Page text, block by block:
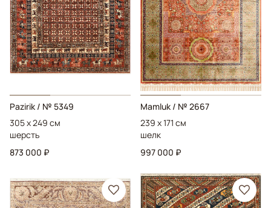
Pazirik / № 5349
305 x 249 см
шерсть
873 000 ₽
Mamluk / № 2667
239 x 171 см
шелк
997 000 ₽